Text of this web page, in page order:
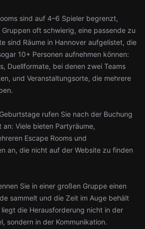
sind auf 4–6 Spieler begrenzt,
oft schwierig, eine passende zu
sind Räume in Hannover aufgelistet, die
10+ Personen aufnehmen können:
Duellformate, bei denen zwei Teams
und Veranstaltungsorte, die mehrere
rufen Sie nach der Buchung
Viele bieten Partyräume,
Escape Rooms und
an, die nicht auf der Website zu finden
Sie in einer großen Gruppe einen
sammelt und die Zeit im Auge behält
die Herausforderung nicht in der
sondern in der Kommunikation.